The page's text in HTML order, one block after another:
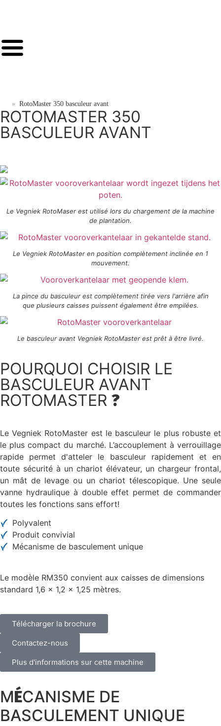
» RotoMaster 350 basculeur avant
ROTOMASTER 350
BASCULEUR AVANT
Le Vegniek RotoMaser est utilisé lors du chargement de la machine
de plantation.
Le Vegniek RotoMaster en position complètement inclinée en 1
mouvement.
La pince du basculeur est complètement tirée vers l'arrière afin
que plusieurs caisses puissent également être empilées.
Le basculeur avant Vegniek RotoMaster est prêt à être livré.
POURQUOI CHOISIR LE
BASCULEUR AVANT
ROTOMASTER ?
Le Vegniek RotoMaster est le basculeur le plus robuste et
le plus compact du marché. L’accouplement à verrouillage
rapide permet d'atteler le basculeur rapidement et en
toute sécurité à un chariot élévateur, un chargeur frontal,
un mât de levage ou un chariot télescopique. Une seule
vanne hydraulique à double effet permet de commander
toutes les fonctions sans effort!
Polyvalent
Produit convivial
Mécanisme de basculement unique
Le modèle RM350 convient aux caisses de dimensions
standard 1,6 x 1,2 x 1,25 mètres.
Télécharger la brochure
Contactez-nous
Plus d'informations sur cette machine
MÉCANISME DE
BASCULEMENT UNIQUE